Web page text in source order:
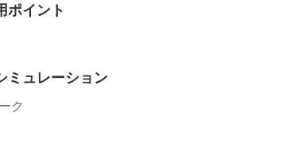
ポイント
ミュレーション
ク